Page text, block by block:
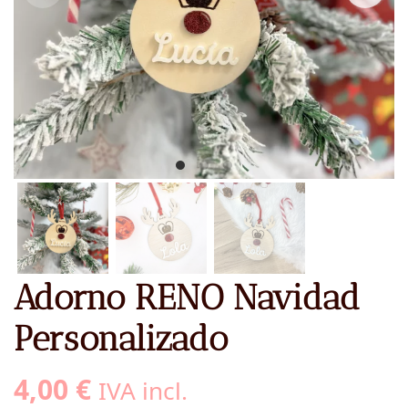
Adorno RENO Navidad
Personalizado
4,00 € IVA incl.